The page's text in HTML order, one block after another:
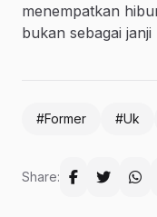
menempatkan
bukan sebagai
#Former #Uk
Share: